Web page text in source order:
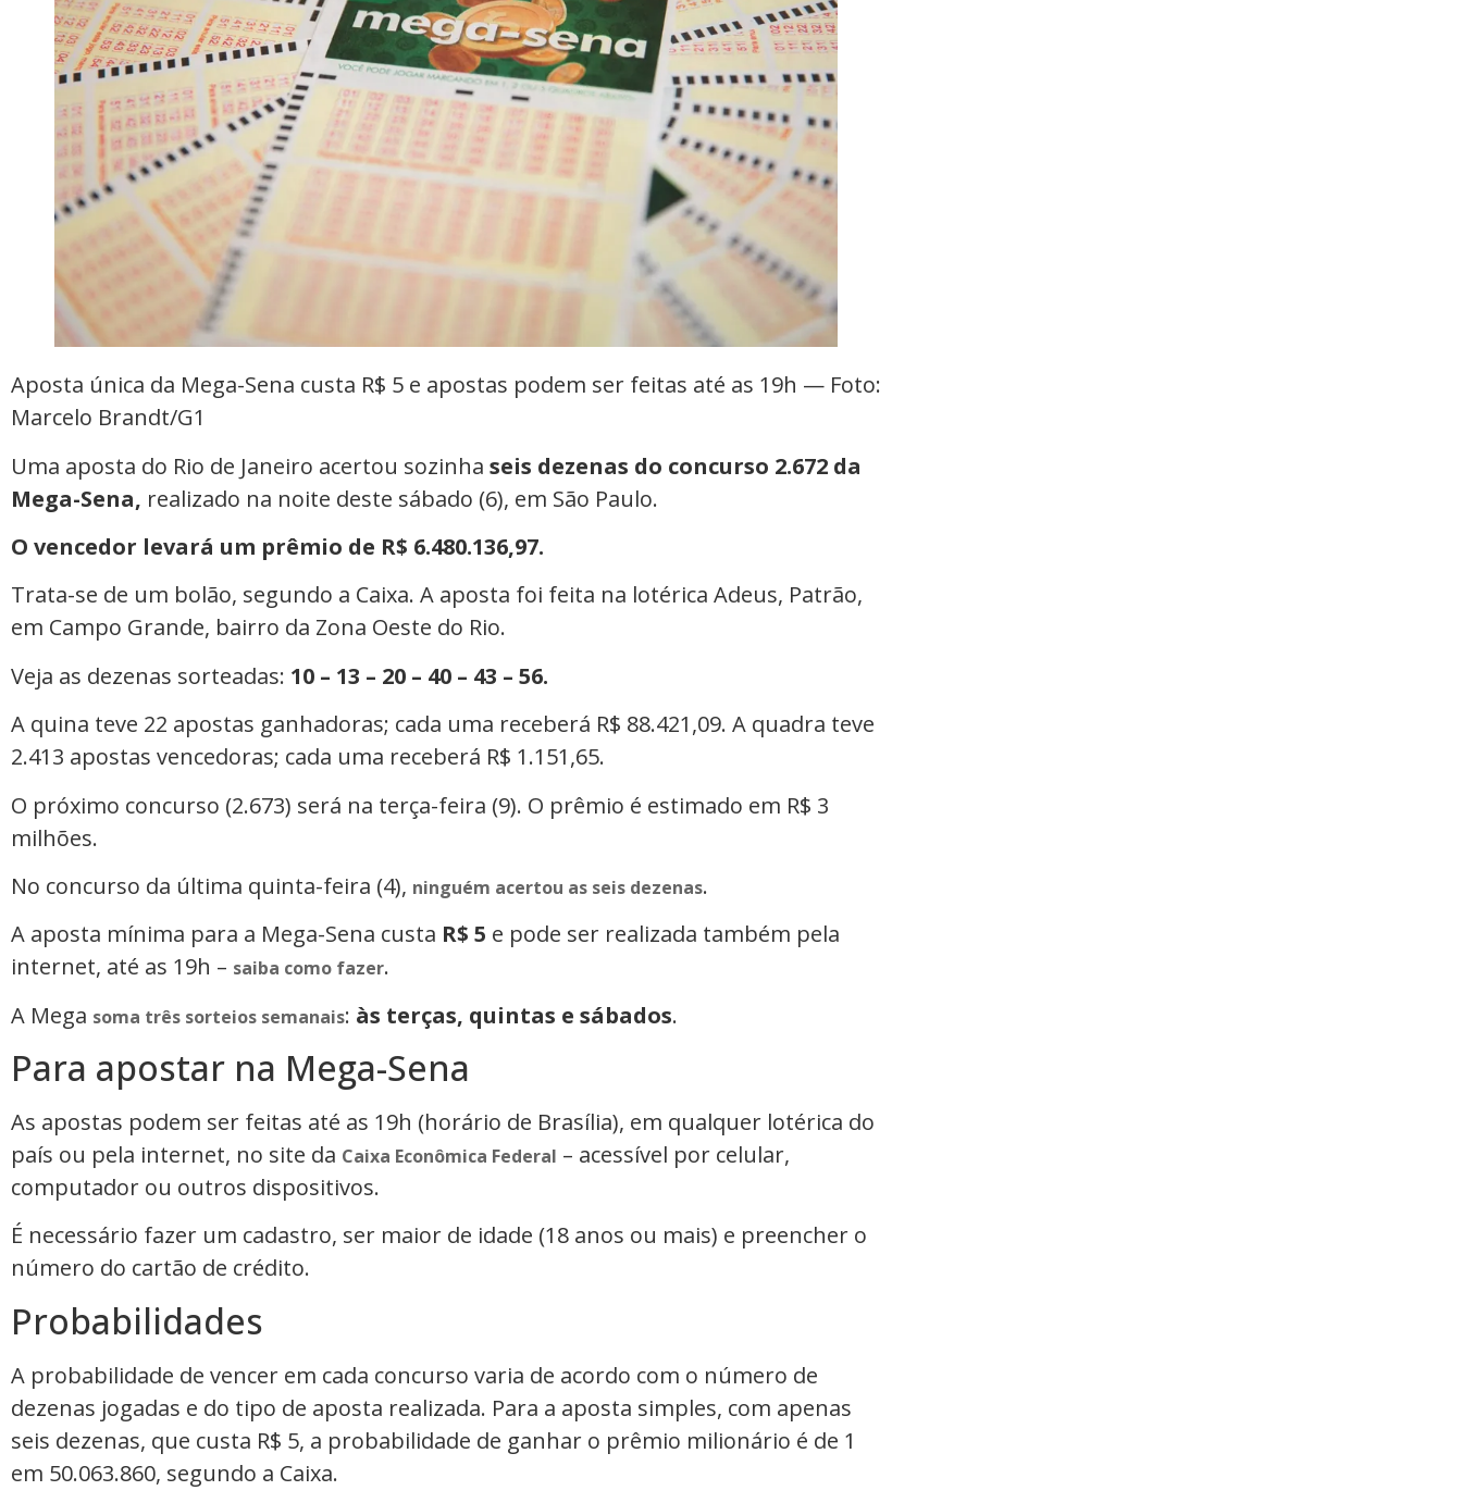
Aposta única da Mega-Sena custa R$ 5 e apostas podem ser feitas até as 19h — Foto:
Marcelo Brandt/G1
Uma aposta do Rio de Janeiro acertou sozinha seis dezenas do concurso 2.672 da
Mega-Sena, realizado na noite deste sábado (6), em São Paulo.
O vencedor levará um prêmio de R$ 6.480.136,97.
Trata-se de um bolão, segundo a Caixa. A aposta foi feita na lotérica Adeus, Patrão,
em Campo Grande, bairro da Zona Oeste do Rio.
Veja as dezenas sorteadas: 10 – 13 – 20 – 40 – 43 – 56.
A quina teve 22 apostas ganhadoras; cada uma receberá R$ 88.421,09. A quadra teve
2.413 apostas vencedoras; cada uma receberá R$ 1.151,65.
O próximo concurso (2.673) será na terça-feira (9). O prêmio é estimado em R$ 3
milhões.
No concurso da última quinta-feira (4), ninguém acertou as seis dezenas.
A aposta mínima para a Mega-Sena custa R$ 5 e pode ser realizada também pela
internet, até as 19h – saiba como fazer.
A Mega soma três sorteios semanais: às terças, quintas e sábados.
Para apostar na Mega-Sena
As apostas podem ser feitas até as 19h (horário de Brasília), em qualquer lotérica do
país ou pela internet, no site da Caixa Econômica Federal – acessível por celular,
computador ou outros dispositivos.
É necessário fazer um cadastro, ser maior de idade (18 anos ou mais) e preencher o
número do cartão de crédito.
Probabilidades
A probabilidade de vencer em cada concurso varia de acordo com o número de
dezenas jogadas e do tipo de aposta realizada. Para a aposta simples, com apenas
seis dezenas, que custa R$ 5, a probabilidade de ganhar o prêmio milionário é de 1
em 50.063.860, segundo a Caixa.